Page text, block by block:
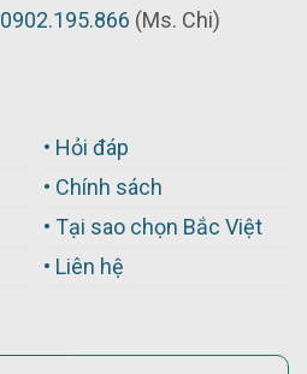
0902.195.866 (Ms. Chi)
• Hỏi đáp
• Chính sách
• Tại sao chọn Bắc Việt
• Liên hệ